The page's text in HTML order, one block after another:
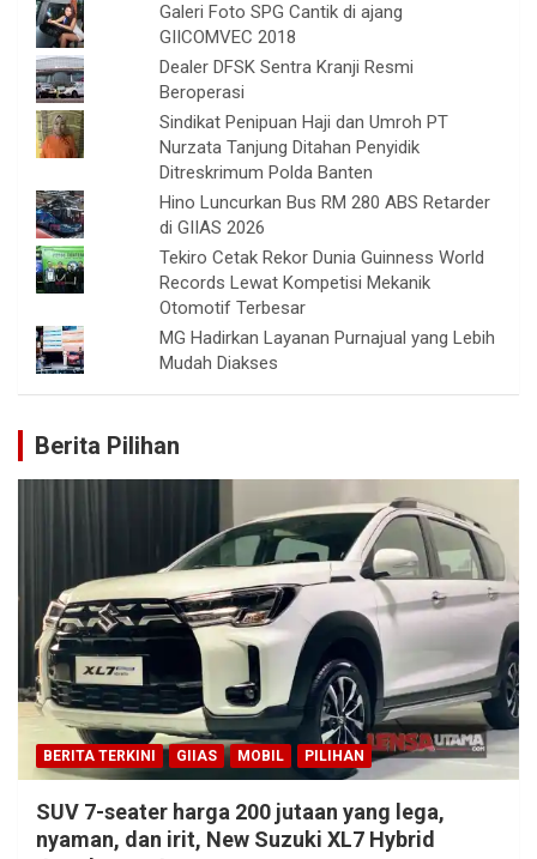
Galeri Foto SPG Cantik di ajang
GIICOMVEC 2018
Dealer DFSK Sentra Kranji Resmi
Beroperasi
Sindikat Penipuan Haji dan Umroh PT
Nurzata Tanjung Ditahan Penyidik
Ditreskrimum Polda Banten
Hino Luncurkan Bus RM 280 ABS Retarder
di GIIAS 2026
Tekiro Cetak Rekor Dunia Guinness World
Records Lewat Kompetisi Mekanik
Otomotif Terbesar
MG Hadirkan Layanan Purnajual yang Lebih
Mudah Diakses
Berita Pilihan
BERITA TERKINI GIIAS MOBIL PILIHAN
SUV 7-seater harga 200 jutaan yang lega,
nyaman, dan irit, New Suzuki XL7 Hybrid